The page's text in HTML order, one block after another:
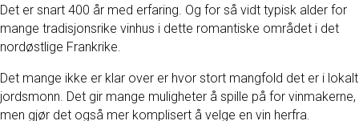
Det er snart 400 år med erfaring. Og for så vidt typisk alder for
mange tradisjonsrike vinhus i dette romantiske området i det
nordøstlige Frankrike.
Det mange ikke er klar over er hvor stort mangfold det er i lokalt
jordsmonn. Det gir mange muligheter å spille på for vinmakerne,
men gjør det også mer komplisert å velge en vin herfra.